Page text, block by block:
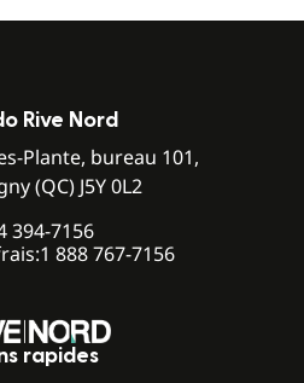
Rive Nord
Plante, bureau 101,
(QC) J5Y 0L2
394-7156
1 888 767-7156
rapides